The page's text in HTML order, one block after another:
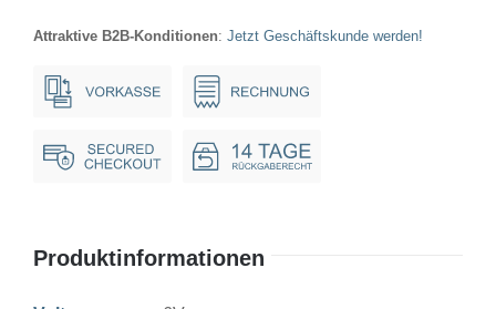
Attraktive B2B-Konditionen: Jetzt Geschäftskunde werden!
Produktinformationen